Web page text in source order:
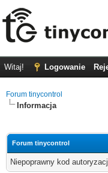
Witaj! Logowanie
Forum tinycontrol
Informacja
Forum tinycontrol
Niepoprawny kod